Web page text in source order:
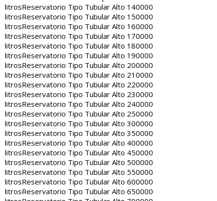
litrosReservatorio Tipo Tubular Alto 140000
litrosReservatorio Tipo Tubular Alto 150000
litrosReservatorio Tipo Tubular Alto 160000
litrosReservatorio Tipo Tubular Alto 170000
litrosReservatorio Tipo Tubular Alto 180000
litrosReservatorio Tipo Tubular Alto 190000
litrosReservatorio Tipo Tubular Alto 200000
litrosReservatorio Tipo Tubular Alto 210000
litrosReservatorio Tipo Tubular Alto 220000
litrosReservatorio Tipo Tubular Alto 230000
litrosReservatorio Tipo Tubular Alto 240000
litrosReservatorio Tipo Tubular Alto 250000
litrosReservatorio Tipo Tubular Alto 300000
litrosReservatorio Tipo Tubular Alto 350000
litrosReservatorio Tipo Tubular Alto 400000
litrosReservatorio Tipo Tubular Alto 450000
litrosReservatorio Tipo Tubular Alto 500000
litrosReservatorio Tipo Tubular Alto 550000
litrosReservatorio Tipo Tubular Alto 600000
litrosReservatorio Tipo Tubular Alto 650000